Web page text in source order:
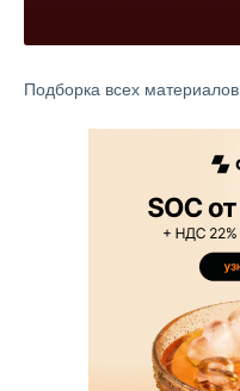
Подборка всех